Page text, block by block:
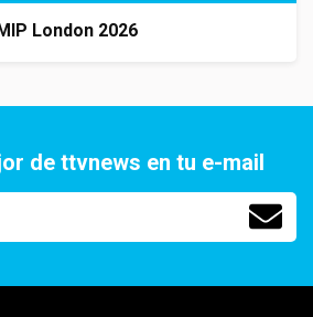
London 2026
de ttvnews en tu e-mail